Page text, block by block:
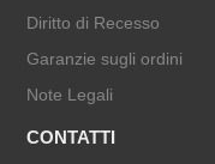
Diritto di Recesso
Garanzie sugli ordini
Note Legali
CONTATTI